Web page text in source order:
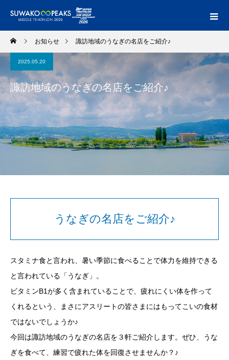
お知らせ 諏訪地域のうなぎの名店をご紹介♪
2025.05.20
諏訪地域のうなぎの名店をご紹介♪
うなぎの名店をご紹介♪
スタミナ食と言われ、暑い季節に食べることで体力を維持できる
と言われている「うなぎ」。
ビタミンB1が多く含まれていることで、疲れにくい体を作って
くれるという、まさにアスリートの皆さまにはもってこいの食材
ではないでしょうか♪
今回は諏訪地域のうなぎの名店を３軒ご紹介します。ぜひ、うな
ぎを食べて、練習で疲れた体を回復させませんか？♪